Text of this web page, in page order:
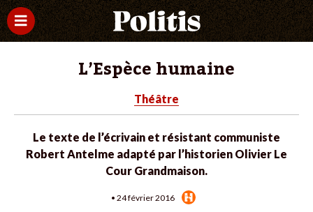
L’Espèce humaine
Théâtre
Le texte de l’écrivain et résistant communiste
Robert Antelme adapté par l’historien Olivier Le
Cour Grandmaison.
• 24 février 2016